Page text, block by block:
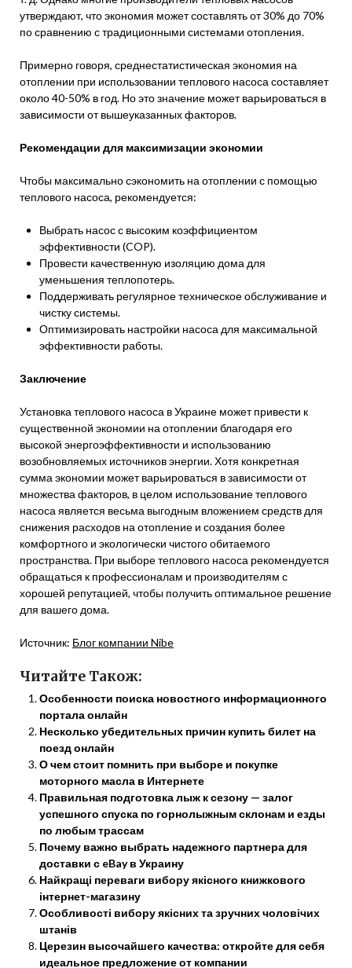
утверждают, что экономия может составлять от 30% до 70%
по сравнению с традиционными системами отопления.
Примерно говоря, среднестатистическая экономия на
отоплении при использовании теплового насоса составляет
около 40-50% в год. Но это значение может варьироваться в
зависимости от вышеуказанных факторов.
Рекомендации для максимизации экономии
Чтобы максимально сэкономить на отоплении с помощью
теплового насоса, рекомендуется:
Выбрать насос с высоким коэффициентом
эффективности (COP).
Провести качественную изоляцию дома для
уменьшения теплопотерь.
Поддерживать регулярное техническое обслуживание и
чистку системы.
Оптимизировать настройки насоса для максимальной
эффективности работы.
Заключение
Установка теплового насоса в Украине может привести к
существенной экономии на отоплении благодаря его
высокой энергоэффективности и использованию
возобновляемых источников энергии. Хотя конкретная
сумма экономии может варьироваться в зависимости от
множества факторов, в целом использование теплового
насоса является весьма выгодным вложением средств для
снижения расходов на отопление и создания более
комфортного и экологически чистого обитаемого
пространства. При выборе теплового насоса рекомендуется
обращаться к профессионалам и производителям с
хорошей репутацией, чтобы получить оптимальное решение
для вашего дома.
Источник: Блог компании Nibe
Читайте Також:
Особенности поиска новостного информационного
портала онлайн
Несколько убедительных причин купить билет на
поезд онлайн
О чем стоит помнить при выборе и покупке
моторного масла в Интернете
Правильная подготовка лыж к сезону — залог
успешного спуска по горнолыжным склонам и езды
по любым трассам
Почему важно выбрать надежного партнера для
доставки с eBay в Украину
Найкращі переваги вибору якісного книжкового
інтернет-магазину
Особливості вибору якісних та зручних чоловічих
штанів
Церезин высочайшего качества: откройте для себя
идеальное предложение от компании